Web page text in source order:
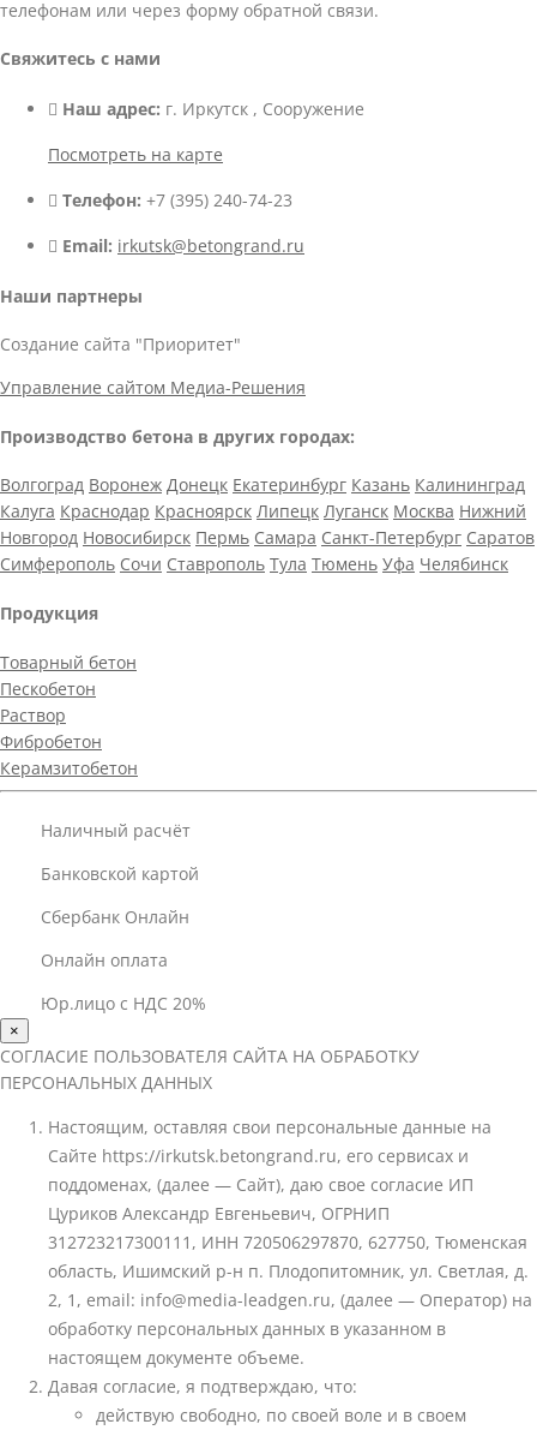
телефонам или через форму обратной связи.
Свяжитесь с нами
Наш адрес: г. Иркутск , Сооружение
Посмотреть на карте
Телефон: +7 (395) 240-74-23
Email: irkutsk@betongrand.ru
Наши партнеры
Создание сайта "Приоритет"
Управление сайтом Медиа-Решения
Производство бетона в других городах:
Волгоград Воронеж Донецк Екатеринбург Казань Калининград
Калуга Краснодар Красноярск Липецк Луганск Москва Нижний
Новгород Новосибирск Пермь Самара Санкт-Петербург Саратов
Симферополь Сочи Ставрополь Тула Тюмень Уфа Челябинск
Продукция
Товарный бетон
Пескобетон
Раствор
Фибробетон
Керамзитобетон
Наличный расчёт
Банковской картой
Сбербанк Онлайн
Онлайн оплата
Юр.лицо с НДС 20%
×
СОГЛАСИЕ ПОЛЬЗОВАТЕЛЯ САЙТА НА ОБРАБОТКУ
ПЕРСОНАЛЬНЫХ ДАННЫХ
Настоящим, оставляя свои персональные данные на
Сайте https://irkutsk.betongrand.ru, его сервисах и
поддоменах, (далее — Сайт), даю свое согласие ИП
Цуриков Александр Евгеньевич, ОГРНИП
312723217300111, ИНН 720506297870, 627750, Тюменская
область, Ишимский р-н п. Плодопитомник, ул. Светлая, д.
2, 1, email: info@media-leadgen.ru, (далее — Оператор) на
обработку персональных данных в указанном в
настоящем документе объеме.
Давая согласие, я подтверждаю, что:
действую свободно, по своей воле и в своем